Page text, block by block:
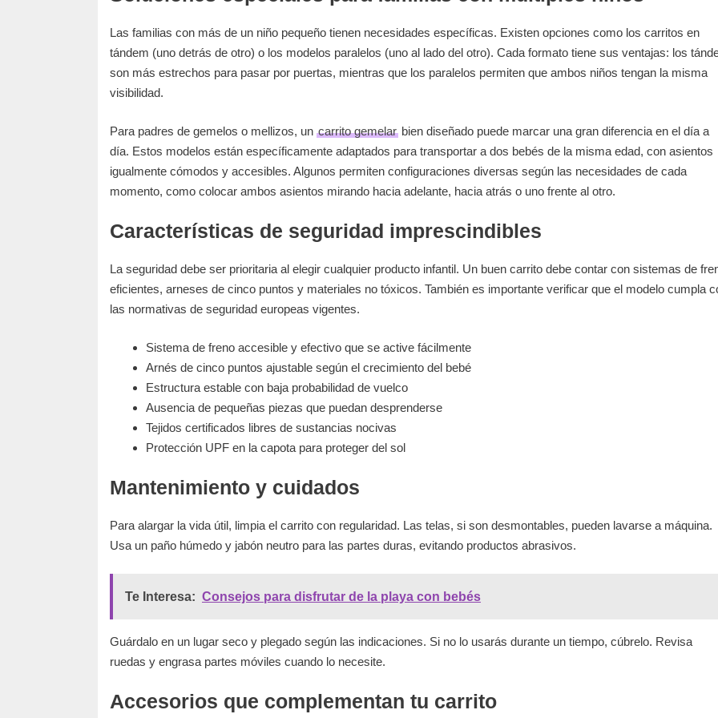
Las familias con más de un niño pequeño tienen necesidades específicas. Existen opciones como los carritos en
tándem (uno detrás de otro) o los modelos paralelos (uno al lado del otro). Cada formato tiene sus ventajas: los
son más estrechos para pasar por puertas, mientras que los paralelos permiten que ambos niños tengan la misma
visibilidad.
Para padres de gemelos o mellizos, un carrito gemelar bien diseñado puede marcar una gran diferencia en el día a
día. Estos modelos están específicamente adaptados para transportar a dos bebés de la misma edad, con asientos
igualmente cómodos y accesibles. Algunos permiten configuraciones diversas según las necesidades de cada
momento, como colocar ambos asientos mirando hacia adelante, hacia atrás o uno frente al otro.
Características de seguridad imprescindibles
La seguridad debe ser prioritaria al elegir cualquier producto infantil. Un buen carrito debe contar con sistemas de
eficientes, arneses de cinco puntos y materiales no tóxicos. También es importante verificar que el modelo cumpla
las normativas de seguridad europeas vigentes.
Sistema de freno accesible y efectivo que se active fácilmente
Arnés de cinco puntos ajustable según el crecimiento del bebé
Estructura estable con baja probabilidad de vuelco
Ausencia de pequeñas piezas que puedan desprenderse
Tejidos certificados libres de sustancias nocivas
Protección UPF en la capota para proteger del sol
Mantenimiento y cuidados
Para alargar la vida útil, limpia el carrito con regularidad. Las telas, si son desmontables, pueden lavarse a máquina.
Usa un paño húmedo y jabón neutro para las partes duras, evitando productos abrasivos.
Te Interesa: Consejos para disfrutar de la playa con bebés
Guárdalo en un lugar seco y plegado según las indicaciones. Si no lo usarás durante un tiempo, cúbrelo. Revisa
ruedas y engrasa partes móviles cuando lo necesite.
Accesorios que complementan tu carrito